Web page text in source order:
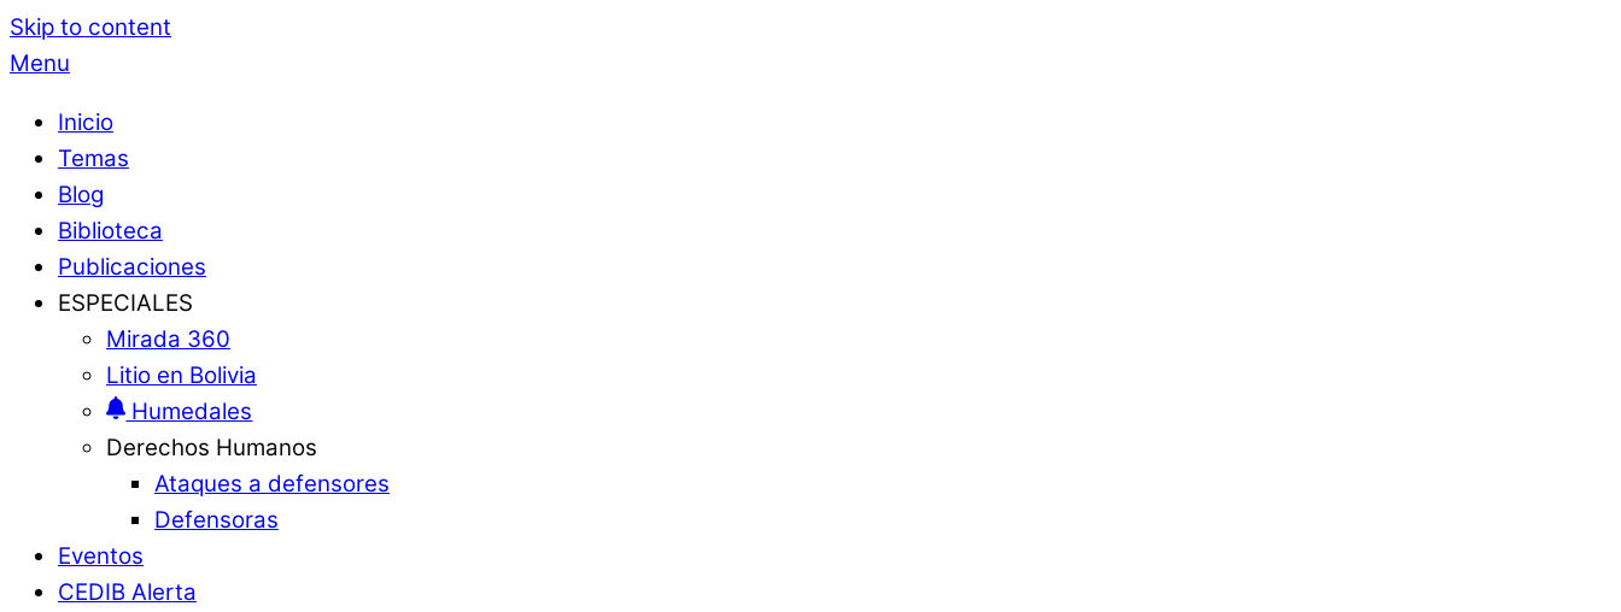
Skip to content
Menu
Inicio
Temas
Blog
Biblioteca
Publicaciones
ESPECIALES
Mirada 360
Litio en Bolivia
Humedales
Derechos Humanos
Ataques a defensores
Defensoras
Eventos
CEDIB Alerta